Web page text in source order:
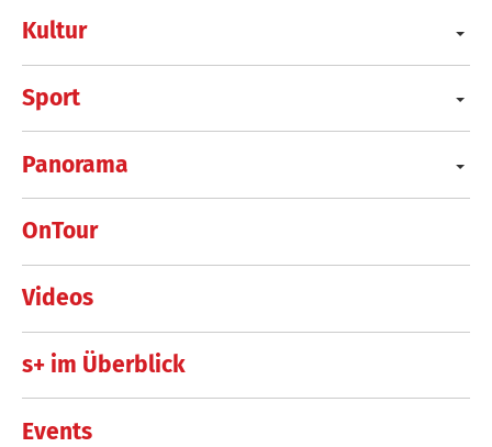
Kultur
Sport
Panorama
OnTour
Videos
s+ im Überblick
Events